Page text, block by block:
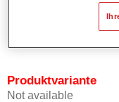
Verfügt über ein
Besitzt eine hohe
Produktvariante
Not available